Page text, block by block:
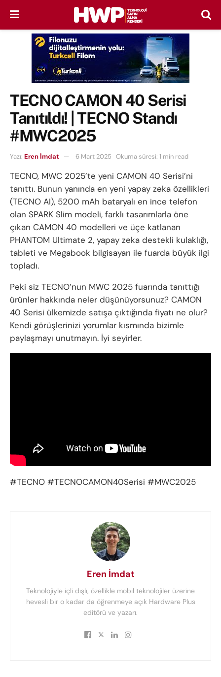
TECNO CAMON 40 Serisi
Tanıtıldı! | TECNO Standı
#MWC2025
Yazı: Eren İmdat 6 Mart 2025 Okuma süresi: 1 min read
TECNO, MWC 2025’te yeni CAMON 40 Serisi’ni
tanıttı. Bunun yanında en yeni yapay zeka özellikleri
(TECNO AI), 5200 mAh bataryalı en ince telefon
olan SPARK Slim modeli, farklı tasarımlarla öne
çıkan CAMON 40 modelleri ve üçe katlanan
PHANTOM Ultimate 2, yapay zeka destekli kulaklığı,
tableti ve Megabook bilgisayarı ile fuarda büyük ilgi
topladı.
Peki siz TECNO’nun MWC 2025 fuarında tanıttığı
ürünler hakkında neler düşünüyorsunuz? CAMON
40 Serisi ülkemizde satışa çıktığında fiyatı ne olur?
Kendi görüşlerinizi yorumlar kısmında bizimle
paylaşmayı unutmayın. İyi seyirler.
#TECNO #TECNOCAMON40Serisi #MWC2025
Eren İmdat
Teknolojiyle içli dışlı, özellikle mobil teknolojiler üzerine
hevesli bir o kadar da öğrenmeye açık Hardware Plus
editörü ve yazarı.